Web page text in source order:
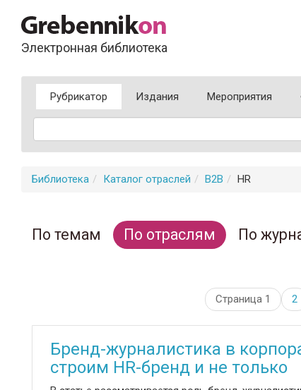
Электронная библиотека
Рубрикатор Издания Мероприятия
Библиотека Каталог отраслей B2B HR
По темам По отраслям По
Страница 1 2
Бренд-журналистика в
строим HR-бренд и не только